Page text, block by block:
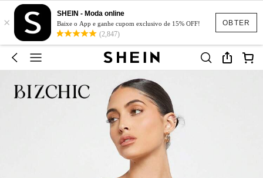
OBTER
×
SHEIN - Moda online
Baixe o App e ganhe cupom exclusivo de 15% OFF!
(2,847)